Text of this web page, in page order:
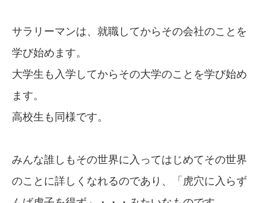
サラリーマンは、就職してからその会社のことを
学び始めます。
大学生も入学してからその大学のことを学び始め
ます。
高校生も同様です。
みんな誰しもその世界に入ってはじめてその世界
のことに詳しくなれるのであり、「虎穴に入らず